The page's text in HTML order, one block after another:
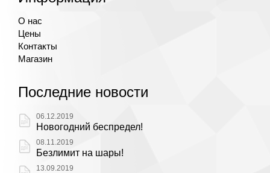
О нас
Цены
Контакты
Магазин
Последние новости
06.12.2019
Новогодний беспредел!
08.11.2019
Безлимит на шары!
13.09.2019